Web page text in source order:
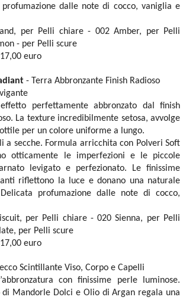
dalle note di cocco, vaniglia e
per Pelli chiare - 002 Amber, per Pelli
- per Pelli scure
euro
- Terra Abbronzante Finish Radioso
perfettamente abbronzato dal finish
La texture incredibilmente setosa, avvolge
per un colore uniforme a lungo.
a secche. Formula arricchita con Polveri Soft
otticamente le imperfezioni e le piccole
levigato e perfezionato. Le finissime
riflettono la luce e donano una naturale
profumazione dalle note di cocco,
per Pelli chiare - 020 Sienna, per Pelli
per Pelli scure
euro
Scintillante Viso, Corpo e Capelli
con finissime perle luminose.
Mandorle Dolci e Olio di Argan regala una